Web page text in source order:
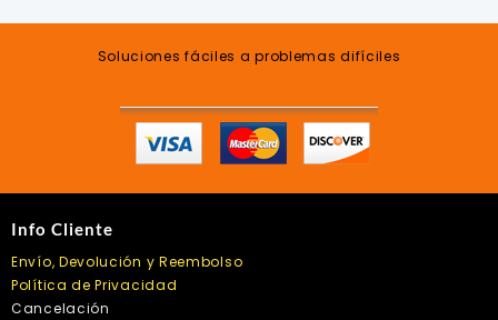
Soluciones fáciles a problemas difíciles
Info Cliente
Envío, Devolución y Reembolso
Política de Privacidad
Cancelación